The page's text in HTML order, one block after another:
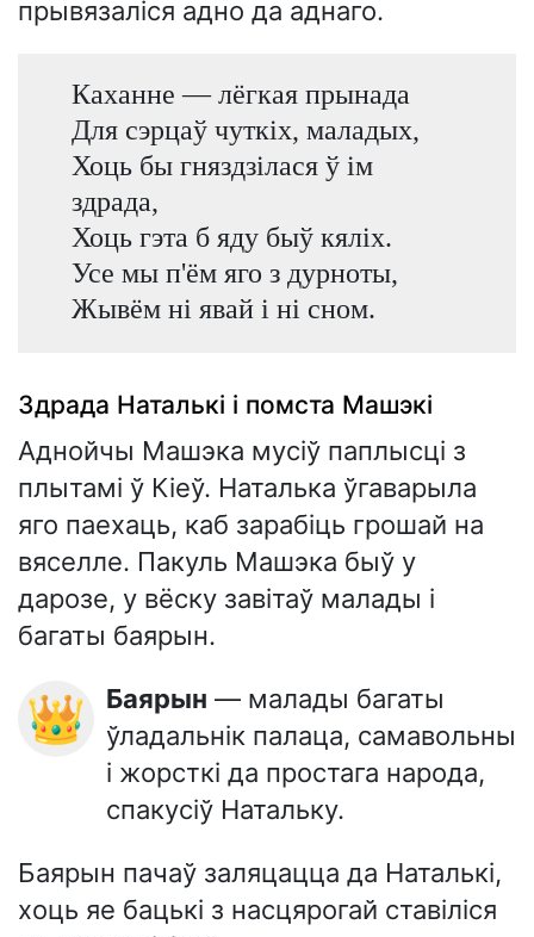
прывязаліся адно да аднаго.
Каханне — лёгкая прынада
Для сэрцаў чуткіх, маладых,
Хоць бы гняздзілася ў ім
здрада,
Хоць гэта б яду быў кяліх.
Усе мы п'ём яго з дурноты,
Жывём ні явай і ні сном.
Здрада Наталькі і помста Машэкі
Аднойчы Машэка мусіў паплысці з
плытамі ў Кіеў. Наталька ўгаварыла
яго паехаць, каб зарабіць грошай на
вяселле. Пакуль Машэка быў у
дарозе, у вёску завітаў малады і
багаты баярын.
👑 Баярын — малады багаты
ўладальнік палаца, самавольны
і жорсткі да простага народа,
спакусіў Натальку.
Баярын пачаў заляцацца да Наталькі,
хоць яе бацькі з насцярогай ставіліся